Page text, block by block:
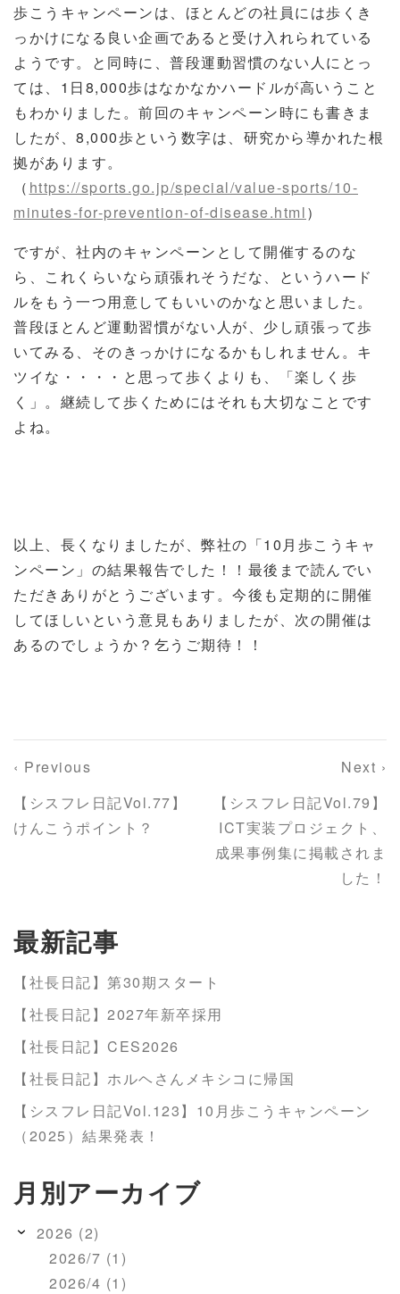
歩こうキャンペーンは、ほとんどの社員には歩くき
っかけになる良い企画であると受け入れられている
ようです。と同時に、普段運動習慣のない人にとっ
ては、 1 日8,000歩はなかなかハードルが高いうこと
もわかりました。前回のキャンペーン時にも書きま
したが、 8,000歩という数字は、研究から導かれた根
拠があります。
（ https://sports.go.jp/special/value-sports/10-
minutes-for-prevention-of-disease.html）
ですが、社内のキャンペーンとして開催するのな
ら、これくらいなら頑張れそうだな、というハード
ルをもう一つ用意してもいいのかなと思いました。
普段ほとんど運動習慣がない人が、少し頑張って歩
いてみる、そのきっかけになるかもしれません。キ
ツイな・・・・と思って歩くよりも、「楽しく歩
く」。継続して歩くためにはそれも大切なことです
よね。
以上、長くなりましたが、弊社の「10月 歩こうキャ
ンペーン」の結果報告でした！！最後まで読んでい
ただきありがとうございます。今後も定期的に開催
してほしいという意見もありましたが、次の開催は
あるのでしょうか？乞うご期待！！
‹ Previous
【シスフレ日記Vol.77】
けんこうポイント？
Next ›
【シスフレ日記Vol.79】
ICT実装プロジェクト、
成果事例集に掲載されま
した！
最新記事
【社長日記】第30期スタート
【社長日記】2027年新卒採用
【社長日記】CES2026
【社長日記】ホルヘさんメキシコに帰国
【シスフレ日記Vol.123】10月歩こうキャンペーン
（2025）結果発表！
月別アーカイブ
2026 (2)
2026/7 (1)
2026/4 (1)